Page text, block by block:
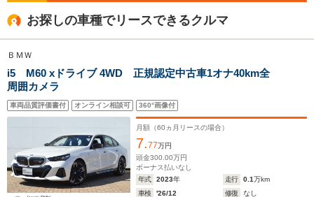
サイズ
1.46m
全幅
4.79m
ホイールベース
-m
1.51m～1.52m
全幅
お探しの車種でリースできるクルマ
ＢＭＷ
i5 M60 xドライブ 4WD 正規認定中古車1オナ40km全
周囲カメラ
車両品質評価書付 オンライン相談可 360°画像付
月額（60 ヵ月リースの場合）
7.77万円
頭金300.00万円
ボーナス払いなし
年式
2023年 走行 0.1万km
車検
'26/12 修復
なし